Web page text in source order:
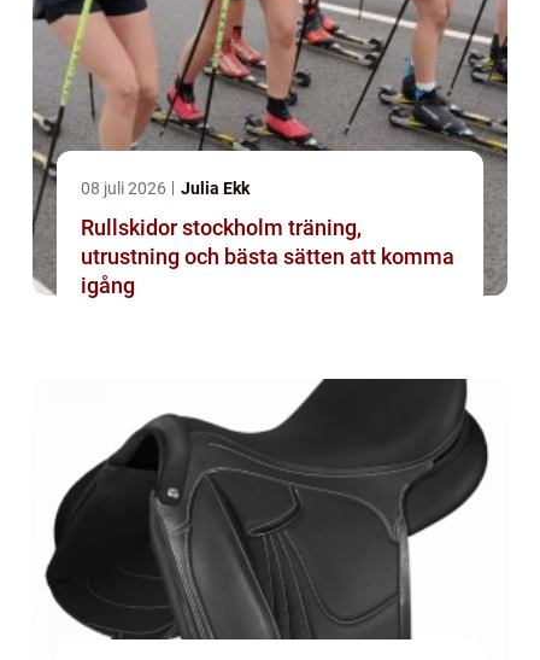
08 juli 2026 Julia Ekk
Rullskidor stockholm träning,
utrustning och bästa sätten att komma
igång